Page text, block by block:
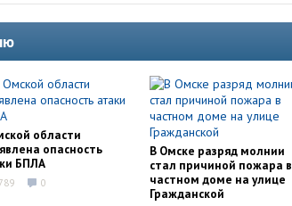
области
опасность
БПЛА
0
В Омске разряд молнии
стал причиной пожара в
частном доме на улице
Гражданской